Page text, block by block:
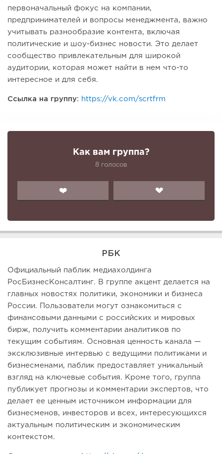
первоначальный фокус на компании,
предпринимателей и вопросы менеджмента, важно
учитывать разнообразие контента, включая
политические и шоу-бизнес новости. Это делает
сообщество привлекательным для широкой
аудитории, которая может найти в нем что-то
интересное и для себя.
Ссылка на группу: https://vk.com/scrtfrm
Как вам группа?
8 голосов
❤️ 💔
РБК
Официальный паблик медиахолдинга
РосБизнесКонсалтинг. В группе акцент делается на
главных новостях политики, экономики и бизнеса
России. Пользователи могут ознакомиться с
финансовыми данными с российских и мировых
бирж, получить комментарии аналитиков по
текущим событиям. Основная ценность канала —
эксклюзивные интервью с ведущими политиками и
бизнесменами, паблик предоставляет уникальный
взгляд на ключевые события. Кроме того, группа
публикует прогнозы и комментарии экспертов, что
делает ее ценным источником информации для
бизнесменов, инвесторов и всех, интересующихся
актуальным политическим и экономическим
контекстом.